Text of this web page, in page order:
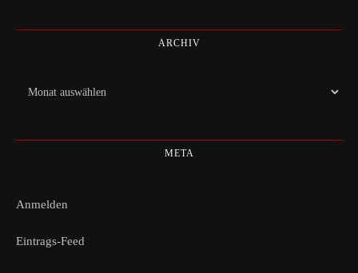
ARCHIV
Archiv
META
Anmelden
Eintrags-Feed